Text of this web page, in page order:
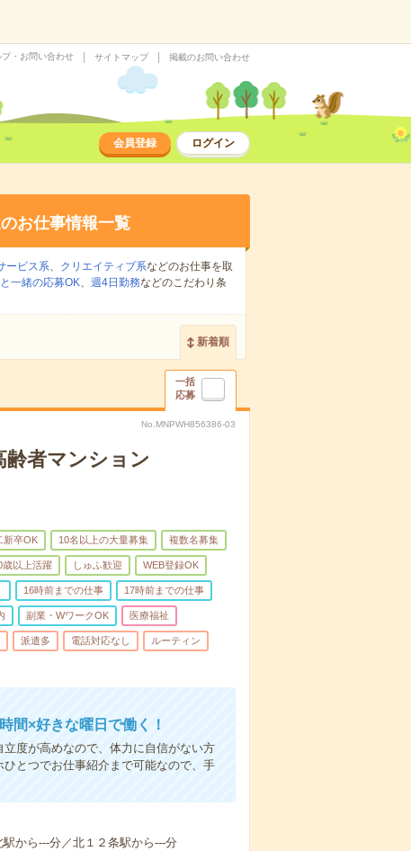
プ・お問い合わせ サイトマップ 掲載のお問い合わせ
会員登録 ログイン
お仕事情報一覧
ービス系、 クリエイティブ系などのお仕事を取
一緒の応募OK、 週4日勤務などのこだわり条
新着順
一括
応募
No.MNPWH856386-03
齢者マンション
新卒OK 10名以上の大量募集 複数名募集
歳以上活躍 しゅふ歓迎 WEB登録OK
16時前までの仕事 17時前までの仕事
副業・WワークOK 医療福祉
派遣多 電話対応なし ルーティン
間×好きな曜日で働く！
度が高めなので、体力に自信がない方
とつでお仕事紹介まで可能なので、手
から---分／北１２条駅から---分